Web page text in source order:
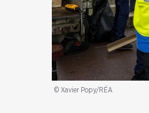
© Xavier Popy/RÉA